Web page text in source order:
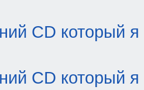
CD который я
CD который я